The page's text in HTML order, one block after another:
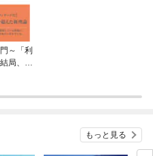
～「利
局、正
もっと見る